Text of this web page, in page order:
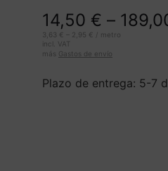
14,50 € –
3,63 € 2,95 €
metro
incl. VAT
más Gastos de envío
Plazo de entrega: 5-7